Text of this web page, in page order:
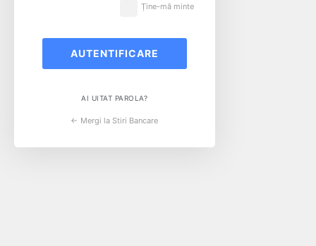
Ține-mă minte
AI UITAT PAROLA?
← Mergi la Stiri Bancare